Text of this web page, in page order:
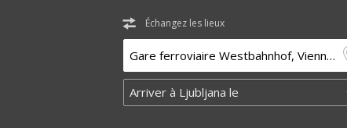
Échangez les lieux